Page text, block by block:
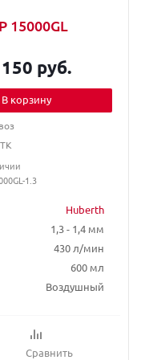
15000GL
Huberth
1,3 - 1,4 мм
430 л/мин
600 мл
Воздушный
Сравнить
руб.
В корзину
1.3